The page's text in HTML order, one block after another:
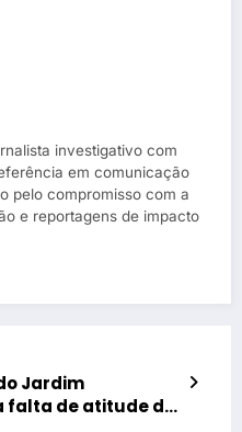
investigativo com
em comunicação
pelo compromisso com a
e reportagens de impacto
Jardim
falta de atitude da